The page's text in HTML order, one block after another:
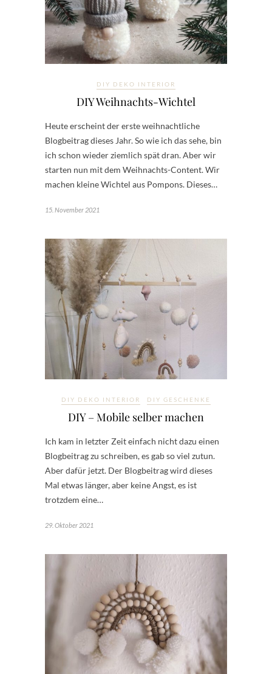
DIY DEKO INTERIOR
DIY Weihnachts-Wichtel
Heute erscheint der erste weihnachtliche
Blogbeitrag dieses Jahr. So wie ich das sehe, bin
ich schon wieder ziemlich spät dran. Aber wir
starten nun mit dem Weihnachts-Content. Wir
machen kleine Wichtel aus Pompons. Dieses…
15. November 2021
DIY DEKO INTERIOR DIY GESCHENKE
DIY – Mobile selber machen
Ich kam in letzter Zeit einfach nicht dazu einen
Blogbeitrag zu schreiben, es gab so viel zutun.
Aber dafür jetzt. Der Blogbeitrag wird dieses
Mal etwas länger, aber keine Angst, es ist
trotzdem eine…
29. Oktober 2021